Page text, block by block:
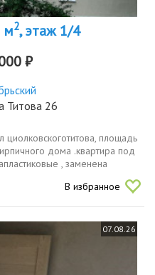
м2, этаж 1/4
₽
Титова 26
площадь
дома .квартира под
, заменена
произведена замена труб
В избранное
07.08.26